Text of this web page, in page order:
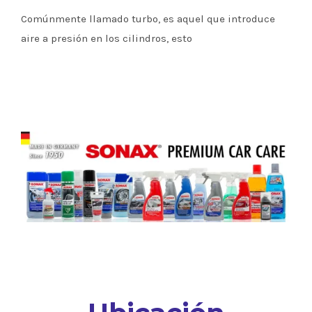
Comúnmente llamado turbo, es aquel que introduce
aire a presión en los cilindros, esto